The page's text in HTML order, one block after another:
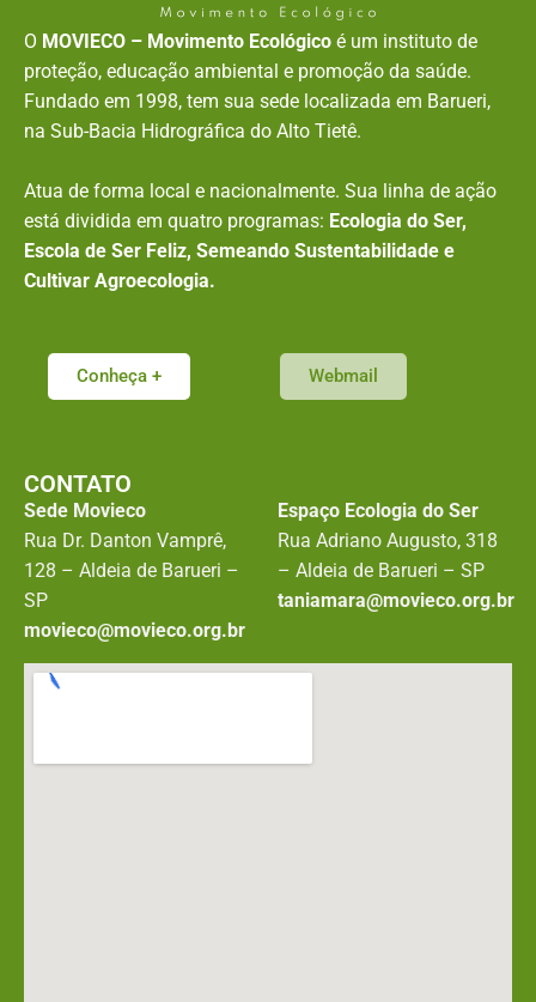
O MOVIECO – Movimento Ecológico é um instituto de
proteção, educação ambiental e promoção da saúde.
Fundado em 1998, tem sua sede localizada em Barueri,
na Sub-Bacia Hidrográfica do Alto Tietê.
Atua de forma local e nacionalmente. Sua linha de ação
está dividida em quatro programas: Ecologia do Ser,
Escola de Ser Feliz, Semeando Sustentabilidade e
Cultivar Agroecologia.
Conheça + Webmail
CONTATO
Sede Movieco
Rua Dr. Danton Vamprê,
128 – Aldeia de Barueri –
SP
movieco@movieco.org.br
Espaço Ecologia do Ser
Rua Adriano Augusto, 318
– Aldeia de Barueri – SP
taniamara@movieco.org.br